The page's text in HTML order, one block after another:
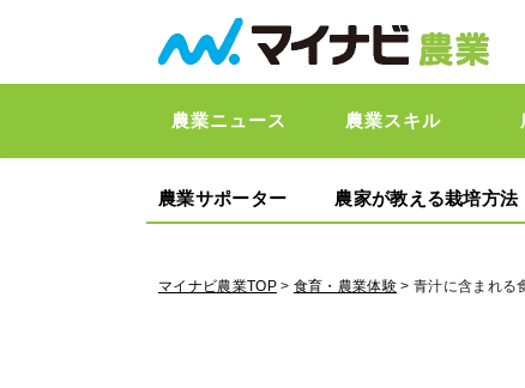
農業ニュース 農業スキル
農業サポーター 農家が教える栽培方法
マイナビ農業TOP> 食育・農業体験 > 青汁に含まれる